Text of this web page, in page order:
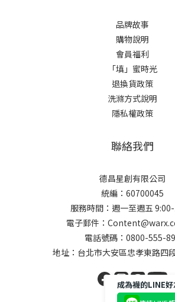
品牌故事
購物說明
會員福利
「填」蜜時光
退換貨政策
洗滌方式說明
隱私權政策
聯絡我們
德昌星創有限公司
統編：60700045
服務時間：週一至週五
電子郵件：
電話號碼：0800-555-
地址：台北市大安區忠孝東路四